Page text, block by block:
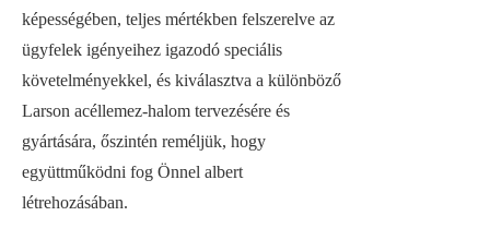
képességében, teljes mértékben felszerelve az
ügyfelek igényeihez igazodó speciális
követelményekkel, és kiválasztva a különböző
Larson acéllemez-halom tervezésére és
gyártására, őszintén reméljük, hogy
együttműködni fog Önnel albert
létrehozásában.